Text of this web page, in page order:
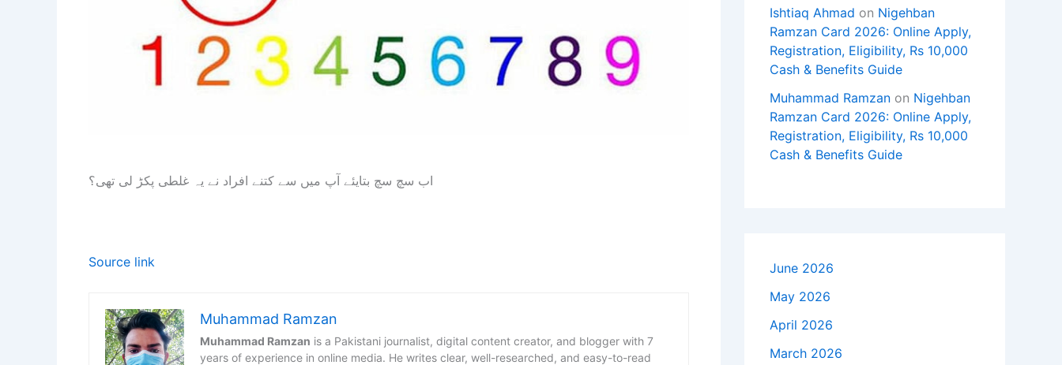
اب سچ سچ بتایئے آپ میں سے کتنے افراد نے یہ غلطی پکڑ لی تھی؟
Source link
Muhammad Ramzan
Muhammad Ramzan is a Pakistani journalist, digital content creator, and blogger with 7
years of experience in online media. He writes clear, well-researched, and easy-to-read
Ishtiaq Ahmad on Nigehban
Ramzan Card 2026: Online Apply,
Registration, Eligibility, Rs 10,000
Cash & Benefits Guide
Muhammad Ramzan on Nigehban
Ramzan Card 2026: Online Apply,
Registration, Eligibility, Rs 10,000
Cash & Benefits Guide
June 2026
May 2026
April 2026
March 2026